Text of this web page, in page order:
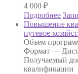
4 000 ₽
Подробнее
Повышение
путевое
Объем
Формат —
Получаемый
квалификации